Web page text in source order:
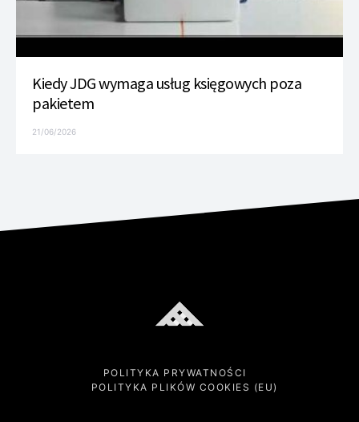
Kiedy JDG wymaga usług księgowych poza
pakietem
21/06/2026
POLITYKA PRYWATNOŚCI
POLITYKA PLIKÓW COOKIES (EU)